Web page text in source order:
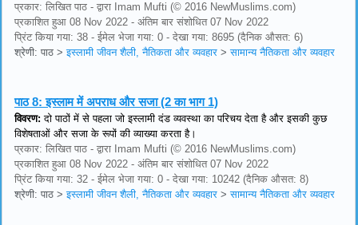
प्रकार: लिखित पाठ - द्वारा Imam Mufti (© 2016 NewMuslims.com)
प्रकाशित हुआ 08 Nov 2022 - अंतिम बार संशोधित 07 Nov 2022
प्रिंट किया गया: 38 - ईमेल भेजा गया: 0 - देखा गया: 8695 (दैनिक औसत: 6)
श्रेणी: पाठ >इस्लामी जीवन शैली, नैतिकता और व्यवहार >सामान्य नैतिकता और व्यवहार
पाठ 8:इस्लाम में अपराध और सजा (2 का भाग 1)
विवरण: दो पाठों में से पहला जो इस्लामी दंड व्यवस्था का परिचय देता है और इसकी कुछ
विशेषताओं और सजा के रूपों की व्याख्या करता है।
प्रकार: लिखित पाठ - द्वारा Imam Mufti (© 2016 NewMuslims.com)
प्रकाशित हुआ 08 Nov 2022 - अंतिम बार संशोधित 07 Nov 2022
प्रिंट किया गया: 32 - ईमेल भेजा गया: 0 - देखा गया: 10242 (दैनिक औसत: 8)
श्रेणी: पाठ >इस्लामी जीवन शैली, नैतिकता और व्यवहार >सामान्य नैतिकता और व्यवहार